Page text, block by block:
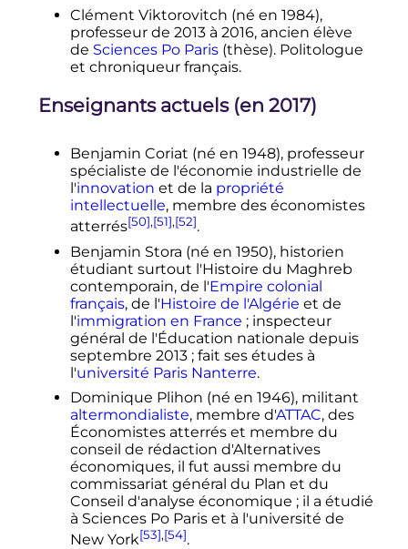
Clément Viktorovitch (né en 1984),
professeur de 2013 à 2016, ancien élève
de Sciences Po Paris(thèse). Politologue
et chroniqueur français.
Enseignants actuels (en 2017)
Benjamin Coriat (né en 1948), professeur
spécialiste de l'économie industrielle de
l'innovation et de la propriété
intellectuelle, membre des économistes
atterrés[50],[51],[52].
Benjamin Stora (né en 1950), historien
étudiant surtout l'Histoire du Maghreb
contemporain, de l'Empire colonial
français, de l'Histoire de l'Algérie et de
l'immigration en France ; inspecteur
général de l'Éducation nationale depuis
septembre 2013 ; fait ses études à
l'université Paris Nanterre.
Dominique Plihon (né en 1946), militant
altermondialiste, membre d'ATTAC, des
Économistes atterrés et membre du
conseil de rédaction d'Alternatives
économiques, il fut aussi membre du
commissariat général du Plan et du
Conseil d'analyse économique ; il a étudié
à Sciences Po Paris et à l'université de
New York[53],[54].